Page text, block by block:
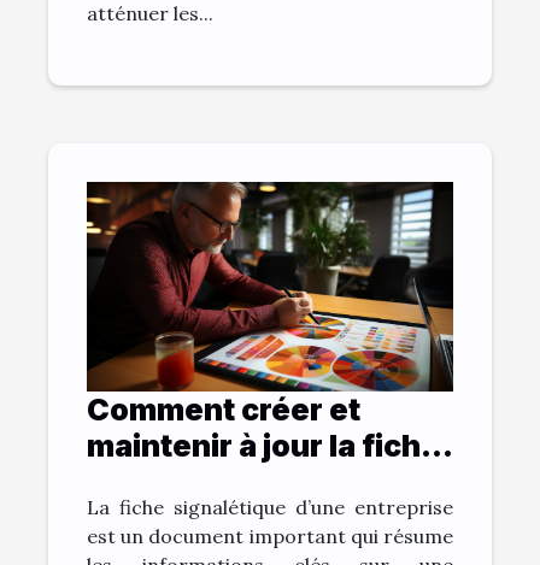
atténuer les...
Comment créer et
maintenir à jour la fiche
entreprise de manière
efficace ?
La fiche signalétique d’une entreprise
est un document important qui résume